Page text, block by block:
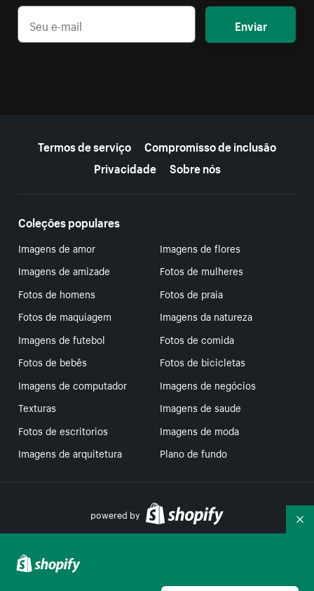
Enviar
Termos de serviço
Compromisso de inclusão
Privacidade
Sobre nós
Coleções populares
Imagens de amor
Imagens de flores
Imagens de amizade
Fotos de mulheres
Fotos de homens
Fotos de praia
Fotos de maquiagem
Imagens da natureza
Imagens de futebol
Fotos de comida
Fotos de bebês
Fotos de bicicletas
Imagens de computador
Imagens de negócios
Texturas
Imagens de saude
Fotos de escritorios
Imagens de moda
Imagens de arquitetura
Plano de fundo
powered by
Suas escolhas de privacidade